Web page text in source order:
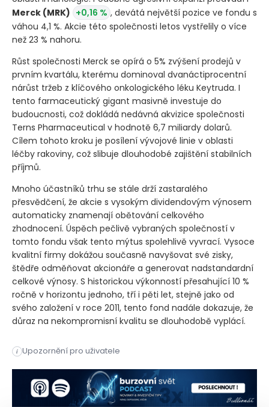
Merck (MRK) +0,16 % , devátá největší pozice ve fondu s
váhou 4,1 %. Akcie této společnosti letos vystřelily o více
než 23 % nahoru.
Růst společnosti Merck se opírá o 5% zvýšení prodejů v
prvním kvartálu, kterému dominoval dvanáctiprocentní
nárůst tržeb z klíčového onkologického léku Keytruda. I
tento farmaceutický gigant masivně investuje do
budoucnosti, což dokládá nedávná akvizice společnosti
Terns Pharmaceutical v hodnotě 6,7 miliardy dolarů.
Cílem tohoto kroku je posílení vývojové linie v oblasti
léčby rakoviny, což slibuje dlouhodobé zajištění stabilních
příjmů.
Mnoho účastníků trhu se stále drží zastaralého
přesvědčení, že akcie s vysokým dividendovým výnosem
automaticky znamenají obětování celkového
zhodnocení. Úspěch pečlivě vybraných společností v
tomto fondu však tento mýtus spolehlivě vyvrací. Vysoce
kvalitní firmy dokážou současně navyšovat své zisky,
štědře odměňovat akcionáře a generovat nadstandardní
celkové výnosy. S historickou výkonností přesahující 10 %
ročně v horizontu jednoho, tří i pěti let, stejně jako od
svého založení v roce 2011, tento fond nadále dokazuje, že
důraz na nekompromisní kvalitu se dlouhodobě vyplácí.
i Upozornění pro uživatele
Burzovně obchodovaný fond HDV v první polovině roku